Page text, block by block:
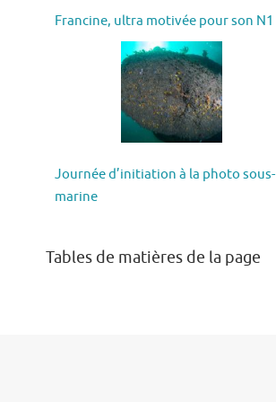
Francine, ultra motivée pour son N1
Journée d’initiation à la photo sous-
marine
Tables de matières de la page